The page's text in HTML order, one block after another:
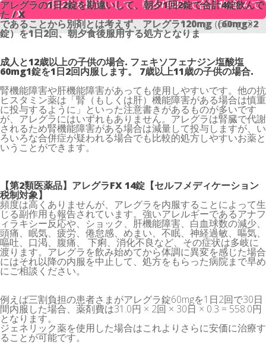
アレグラの1日2錠を勘違いして、朝夕1回2錠で合計4錠飲んで
た / X
であることから別剤とは考えず、アレグラ120mg（60mg×2
錠）を1日2回、朝夕食後服用する処方となりま
成人と12歳以上の子供の場合. フェキソフェナジン塩酸塩
60mg1錠を1日2回内服します。 7歳以上11歳の子供の場合.
腎機能障害や肝機能障害があっても使用しやすいです。他の抗
ヒスタミン薬は「腎（もしくは肝）機能障害がある場合は慎重
に投与するように」といった注意書きがあるものが多いです
が、アレグラにはいずれもありません。アレグラは腎臓で代謝
されるため腎機能障害がある場合は減量して投与しますが、い
ろいろな合併症が疑われる場合でも比較的処方しやすいお薬と
いうことができます。
【第2類医薬品】アレグラFX 14錠【セルフメディケーション
税制対象】
頻度は高くありませんが、アレグラを内服することによって生
じる副作用も報告されています。強いアレルギーであるアナフ
ィラキシー反応や、ショック、肝機能障害、白血球数の減少、
頭痛、眠気、疲労、倦怠感、めまい、不眠、神経過敏、嘔気、
嘔吐、口渇、腹痛、 下痢、消化不良など、その症状は多岐に
渡ります。アレグラを飲み始めてから体調に異変を感じた場合
にはそれ以降の内服を中止して、処方をもらった病院まで早め
にご相談ください。
例えば三割負担の患者さまがアレグラ錠60mgを1日2回で30日
間内服した場合、薬剤費は31.0円 × 2回 × 30日 × 0.3 = 558.0円
となります。
ジェネリック薬を使用した場合はこれよりさらに安価に治療す
ることが可能です。
アレグラの1日2錠を勘違いして、朝夕1回2錠で合計4錠飲んで
た / X
であることから別剤とは考えず、アレグラ120mg（60mg×2
錠）を1日2回、朝夕食後服用する処方となりま